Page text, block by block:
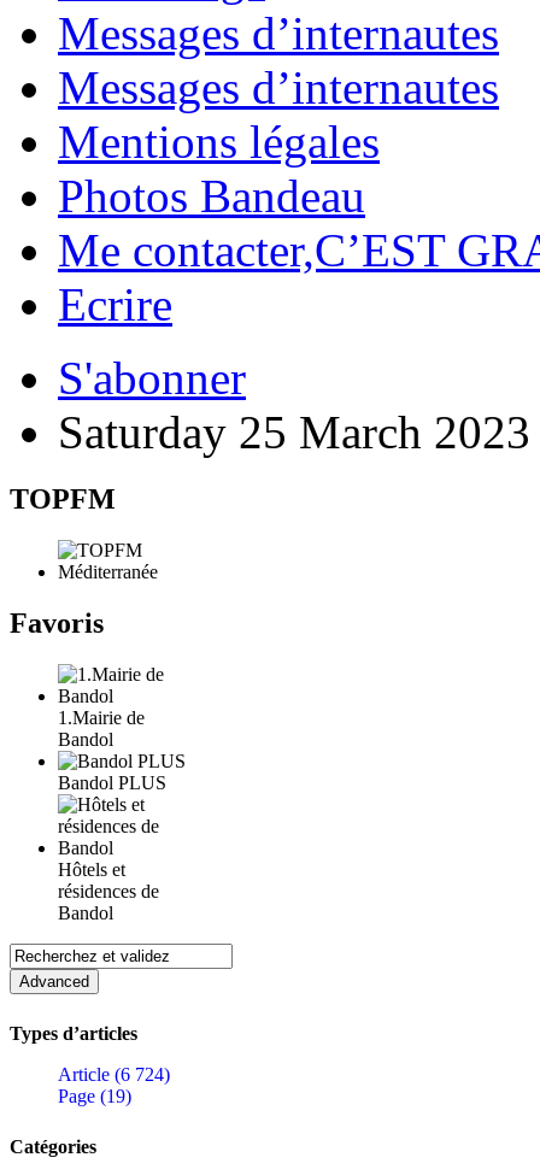
Messages d’internautes
Messages d’internautes
Mentions légales
Photos Bandeau
Me contacter,C’EST
Ecrire
S'abonner
Saturday 25 March 2023
TOPFM
Favoris
1.Mairie de
Bandol
Bandol PLUS
Hôtels et
résidences de
Bandol
Types d’articles
Article (6 724)
Page (19)
Catégories